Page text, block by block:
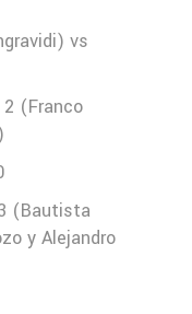
vs
(Franco
(Bautista
y Alejandro